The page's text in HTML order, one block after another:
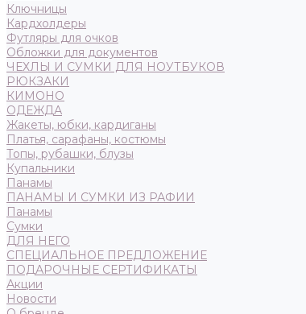
Ключницы
Кардхолдеры
Футляры для очков
Обложки для документов
ЧЕХЛЫ И СУМКИ ДЛЯ НОУТБУКОВ
РЮКЗАКИ
КИМОНО
ОДЕЖДА
Жакеты, юбки, кардиганы
Платья, сарафаны, костюмы
Топы, рубашки, блузы
Купальники
Панамы
ПАНАМЫ И СУМКИ ИЗ РАФИИ
Панамы
Сумки
ДЛЯ НЕГО
СПЕЦИАЛЬНОЕ ПРЕДЛОЖЕНИЕ
ПОДАРОЧНЫЕ СЕРТИФИКАТЫ
Акции
Новости